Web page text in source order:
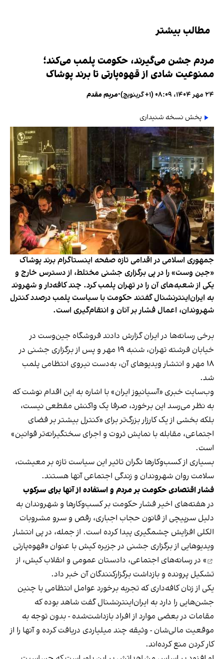
مطالب بیشتر
مردم جشن می‌گیرند، حکومت پلمب می‌کند؛
ممنوعیت شادی از قهوه‌پارتی تا برند پوشاک
۲۴ مهر ۱۴۰۴، ۰۸:۰۹ (‎+۱ گرینویچ) •مریم مقدم
پخش نسخه شنیداری
جمهوری اسلامی در اقدامی تازه صفحه اینستاگرام برند پوشاک
«جین وست» را در پی برگزاری جشنی مختلط، از دسترس خارج و
یکی از شعبه‌های آن را در تهران پلمب کرد. چند کافه‌‌دار و شهروند
به ایران‌اینترنشنال گفتند حکومت با سیاست پلمب درصدد کنترل
شهروندان، اعمال فشار بر آنان و انتقام‌گیری است.
برخی رسانه‌ها در ایران گزارش دادند فروشگاه جین‌وست در
خیابان فرشته تهران، شنبه ۱۹ مهر و پس از برگزاری جشنی در
۱۸ مهر و انتشار ویدیوهای آن، به‌دست نیروی انتظامی پلمب
شد.
وب‌سایت خبری «آسیانیوز ایران» با اشاره به این اقدام نوشت که
به نظر می‌رسد این برخورد، صرفا یک واکنش مقطعی نیست،
بلکه بخشی از یک کارزار بزرگ‌تر برای «کنترل بیشتر بر فضای
اجتماعی، مقابله با نمایش ثروت و اجرای سختگیرانه‌تر قوانین»
است.
بسیاری از کسب‌وکارها نگران تاثیر این سیاست‌ تازه بر معیشت،
سلامت روان شهروندان و زندگی اجتماعی آنها هستند.
فشار اقتصادی حکومت بر مردم و استفاده از آنها برای سرکوب
در هفته‌های اخیر فشار حکومت بر کسب‌وکارها و شهروندان به
دلیل سرپیچی از قانون حجاب اجباری، رقص و سرو مشروبات
الکلی افزایش چشمگیری پیدا کرده است. از جمله، در پی انتشار
ویدیوهایی از برگزاری جشنی در جزیره کیش با عنوان «قهوه‌پارتی
» در رسانه‌های اجتماعی، دادستان عمومی و انقلاب کیش، از
تشکیل پرونده و بازداشت برگزارکنندگان آن خبر داد.
یکی از زنان کافه‌داری که تجربه برخورد عوامل انتظامی با چنین
جشن‌هایی را دارد به ایران‌اینترنشنال گفت شاهد بوده که
مقامات در بعضی موارد از افراد بازداشت‌‌شده - بدون توجه به
موقعیت مالی‌شان - وثیقه چند میلیاردی دریافت کرده و آنها را از
کار کردن منع کرده‌اند.